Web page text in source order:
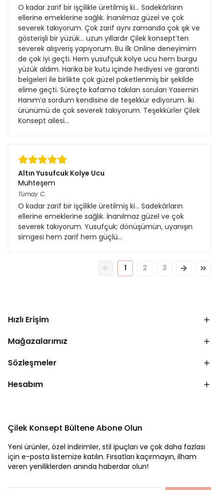
O kadar zarif bir işçilikle üretilmiş ki... Sadekârların
ellerine emeklerine sağlık. İnanılmaz güzel ve çok
severek takıyorum. Çok zarif aynı zamanda çok şık ve
gösterişli bir yüzük… uzun yıllardır Çilek konsept’ten
severek alışveriş yapıyorum. Bu ilk Online deneyimim
de çok iyi geçti. Hem yusufçuk kolye ucu hem burgu
yüzük aldım. Harika bir kutu içinde hediyesi ve garanti
belgeleri ile birlikte çok güzel paketlenmiş bir şekilde
elime geçti. Süreçte kafama takılan soruları Yasemin
Hanım’a sordum kendisine de teşekkür ediyorum. İki
ürünümü de çok severek takıyorum. Teşekkürler Çilek
Konsept ailesi…
Altın Yusufcuk Kolye Ucu
Muhteşem
Tümay C.
O kadar zarif bir işçilikle üretilmiş ki... Sadekârların
ellerine emeklerine sağlık. İnanılmaz güzel ve çok
severek takıyorum. Yusufçuk; dönüşümün, uyanışın
simgesi hem zarif hem güçlü…
1 2 3
Hızlı Erişim
Mağazalarımız
Sözleşmeler
Hesabım
Çilek Konsept Bültene Abone Olun
Yeni ürünler, özel indirimler, stil ipuçları ve çok daha fazlası
için e-posta listemize katılın. Fırsatları kaçırmayın, ilham
veren yeniliklerden anında haberdar olun!